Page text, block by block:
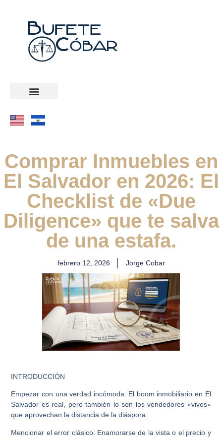
Comprar Inmuebles en
El Salvador en 2026: El
Checklist de «Due
Diligence» que te salva
de una estafa.
febrero 12, 2026 Jorge Cobar
INTRODUCCIÓN
Empezar con una verdad incómoda: El boom inmobiliario en El
Salvador es real, pero también lo son los vendedores «vivos»
que aprovechan la distancia de la diáspora.
Mencionar el error clásico: Enamorarse de la vista o el precio y